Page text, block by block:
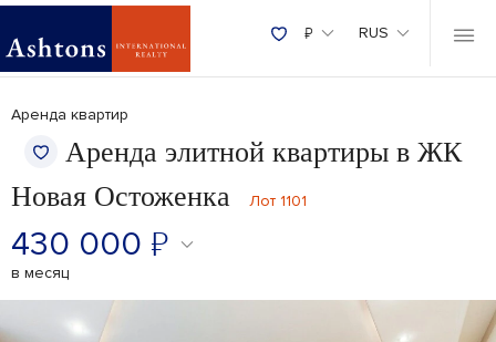
₽ RUS
Аренда квартир
Аренда элитной квартиры в ЖК
Новая Остоженка
Лот 1101
430 000 ₽
в месяц